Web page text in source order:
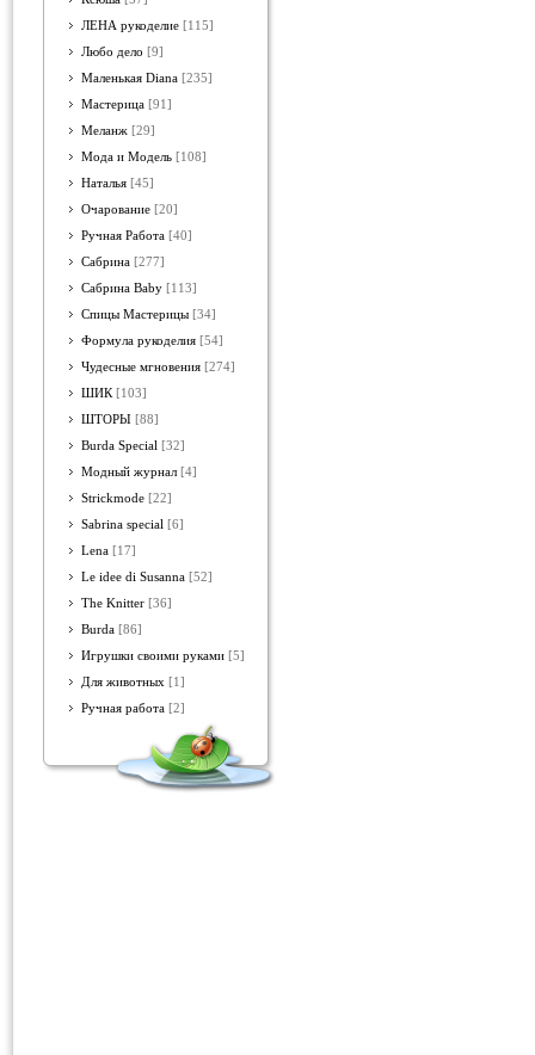
ЛЕНА рукоделие [115]
Любо дело [9]
Маленькая Diana [235]
Мастерица [91]
Меланж [29]
Мода и Модель [108]
Наталья [45]
Очарование [20]
Ручная Работа [40]
Сабрина [277]
Сабрина Baby [113]
Спицы Мастерицы [34]
Формула рукоделия [54]
Чудесные мгновения [274]
ШИК [103]
ШТОРЫ [88]
Burda Special [32]
Модный журнал [4]
Strickmode [22]
Sabrina special [6]
Lena [17]
Le idee di Susanna [52]
The Knitter [36]
Burda [86]
Игрушки своими руками [5]
Для животных [1]
Ручная работа [2]